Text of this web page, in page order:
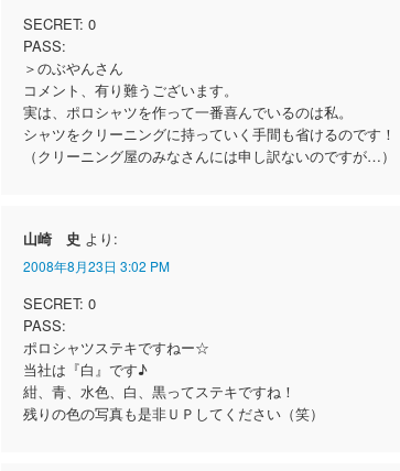
SECRET: 0
PASS:
＞のぶやんさん
コメント、有り難うございます。
実は、ポロシャツを作って一番喜んでいるのは私。
シャツをクリーニングに持っていく手間も省けるのです！
（クリーニング屋のみなさんには申し訳ないのですが…）
山崎 史 より:
2008年8月23日 3:02 PM
SECRET: 0
PASS:
ポロシャツステキですねー☆
当社は『白』です♪
紺、青、水色、白、黒ってステキですね！
残りの色の写真も是非ＵＰしてください（笑）